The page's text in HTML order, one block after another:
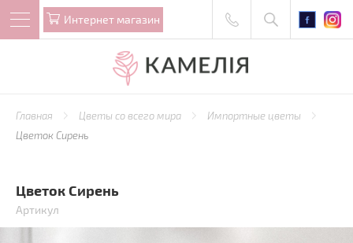
Интернет магазин
Главная Цветы со всего мира
Импортные цветы
Цветок Сирень
Цветок Сирень
Артикул